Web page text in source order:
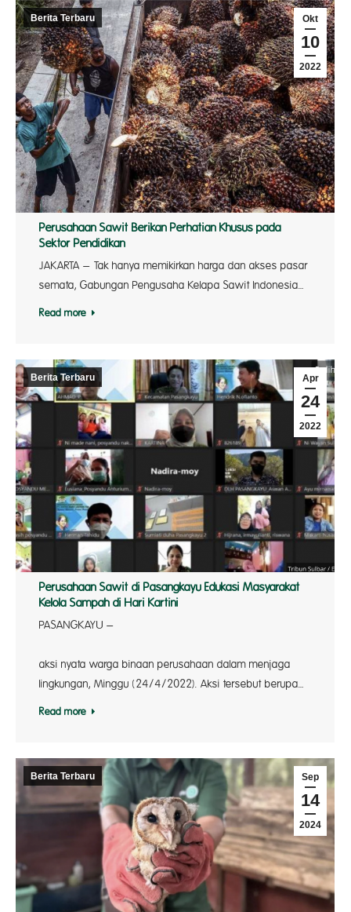
Okt
10
2022
Berita Terbaru
Perusahaan Sawit Berikan Perhatian Khusus pada
Sektor Pendidikan
JAKARTA – Tak hanya memikirkan harga dan akses pasar
semata, Gabungan Pengusaha Kelapa Sawit Indonesia…
Read more
Apr
24
2022
Berita Terbaru
Perusahaan Sawit di Pasangkayu Edukasi Masyarakat
Kelola Sampah di Hari Kartini
PASANGKAYU –
aksi nyata warga binaan perusahaan dalam menjaga
lingkungan, Minggu (24/4/2022). Aksi tersebut berupa…
Read more
Sep
14
2024
Berita Terbaru